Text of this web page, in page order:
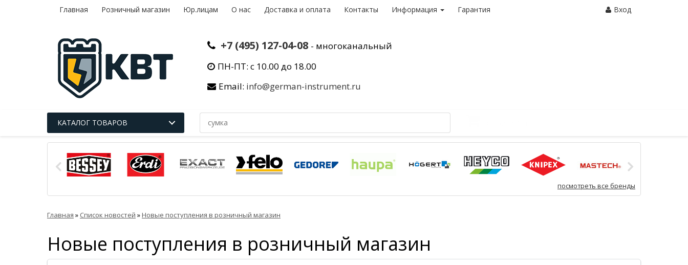
Главная Розничный магазин Юр.лицам О нас Доставка и оплата Контакты Информация Гарантия Вход
+7 (495) 127-04-08 - многоканальный
ПН-ПТ: с 10.00 до 18.00
Email: info@german-instrument.ru
КАТАЛОГ ТОВАРОВ
посмотреть все бренды
Главная » Список новостей »Новые поступления в розничный магазин
Новые поступления в розничный магазин